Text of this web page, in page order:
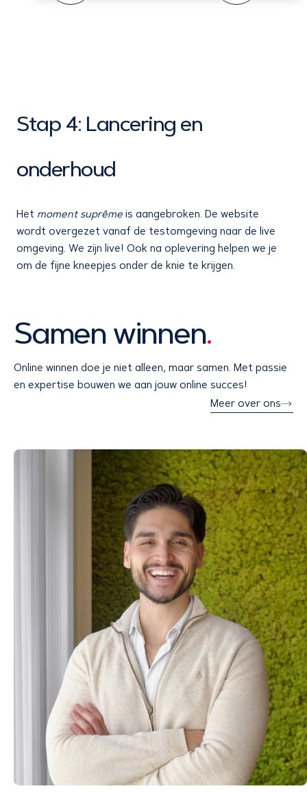
Stap 4: Lancering en
onderhoud
Het moment suprême is aangebroken. De website
wordt overgezet vanaf de testomgeving naar de live
omgeving. We zijn live! Ook na oplevering helpen we je
om de fijne kneepjes onder de knie te krijgen.
Samen winnen.
Online winnen doe je niet alleen, maar samen. Met passie
en expertise bouwen we aan jouw online succes!
Meer over ons